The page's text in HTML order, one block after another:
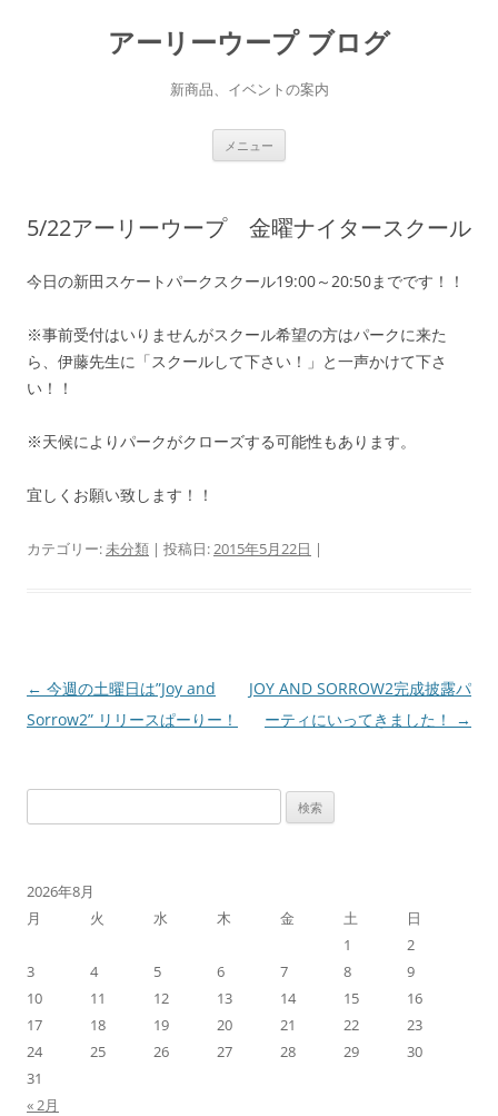
アーリーウープ ブログ
新商品、イベントの案内
メニュー
へ
ス
キ
プ
5/22アーリーウープ 金曜ナイタースクール
今日の新田スケートパークスクール19:00～20:50までです！！
※事前受付はいりませんがスクール希望の方はパークに来た
ら、伊藤先生に「スクールして下さい！」と一声かけて下さ
い！！
※天候によりパークがクローズする可能性もあります。
宜しくお願い致します！！
カテゴリー:未分類 | 投稿日:2015年5月22日 |
投
稿
← 今週の土曜日は”Joy and
Sorrow2” リリースぱーりー！
JOY AND SORROW2完成披露パ
ーティにいってきました！
→
索:
2026年8月
月
火 水 木 金 土
日
1
2
3
4 5 6 7 8
9
10
11 12 13 14 15
16
17
18 19 20 21 22
23
24
25 26 27 28 29
30
31
« 2月